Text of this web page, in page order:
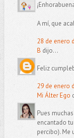
A mí, que
28 de enero
B dijo...
Feliz
29 de enero
Mi Álter Ego
Pues
encantado
percibo). Me